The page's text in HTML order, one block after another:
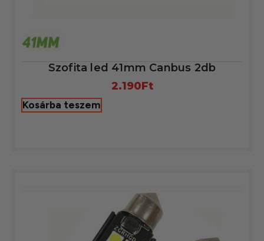
Szofita led 41mm Canbus 2db
2.190Ft
Kosárba teszem